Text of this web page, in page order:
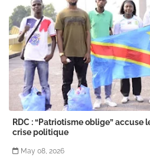
RDC : “Patriotisme oblige” accuse
crise politique
May 08, 2026